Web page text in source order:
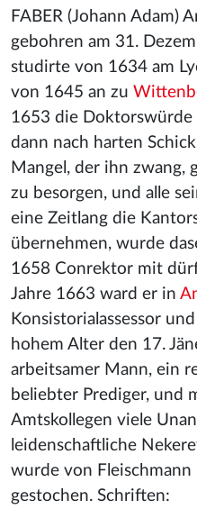
FABER (Johann Adam)
gebohren am 31.
studirte von 1634 am
von 1645 an zu
1653 die Doktorswürde
dann nach harten
Mangel, der ihn zwang,
zu besorgen, und alle
eine Zeitlang die
übernehmen, wurde
1658 Conrektor mit
Jahre 1663 ward er in
Konsistorialassessor
hohem Alter den 17.
arbeitsamer Mann, ein
beliebter Prediger, und
Amtskollegen viele
leidenschaftliche
wurde von
gestochen. Schriften: